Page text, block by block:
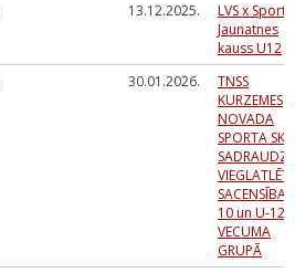
13.12.2025.
LVS x
Jaunatnes
kauss U12
30.01.2026.
TNSS
KURZEMES
NOVADA
SPORTA
10 un U-12
VECUMA
GRUPĀ